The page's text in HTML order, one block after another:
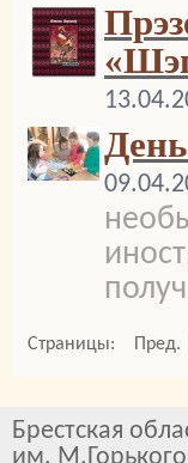
Страницы: Пред.
Брестская